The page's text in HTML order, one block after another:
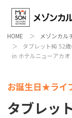
HOME
メゾンカル
タブレット純 52
in ホテルニューアカオ
お誕生日★ライ
タブレッ